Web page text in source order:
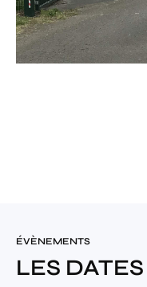
ÉVÈNEMENTS
LES